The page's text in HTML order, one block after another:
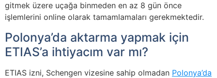
gitmek üzere uçağa binmeden en az 8 gün önce
işlemlerini online olarak tamamlamaları gerekmektedir.
Polonya’da aktarma yapmak için
ETIAS’a ihtiyacım var mı?
ETIAS izni, Schengen vizesine sahip olmadan Polonya’da